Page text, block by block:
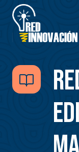
Pasar
contenido
principal